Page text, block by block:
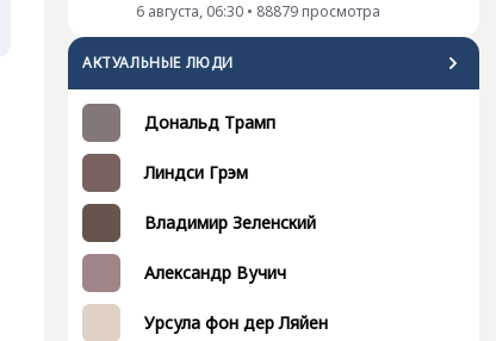
6 августа, 06:30 • 88879 просмотра
АКТУАЛЬНЫЕ ЛЮДИ
Дональд Трамп
Линдси Грэм
Владимир Зеленский
Александр Вучич
Урсула фон дер Ляйен